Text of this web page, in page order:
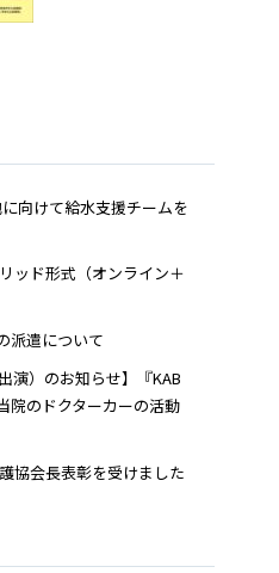
向けて給水支援チームを
ッド形式（オンライン＋
派遣について
演）のお知らせ】『KAB
院のドクターカーの活動
協会長表彰を受けました